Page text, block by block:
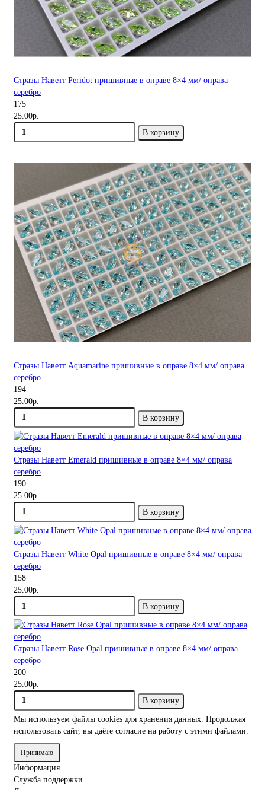
Стразы Наветт Peridot пришивные в оправе 8×4 мм/ оправа
серебро
175
25.00р.
В корзину
Стразы Наветт Aquamarine пришивные в оправе 8×4 мм/ оправа
серебро
194
25.00р.
В корзину
Стразы Наветт Emerald пришивные в оправе 8×4 мм/ оправа
серебро
190
25.00р.
В корзину
Стразы Наветт White Opal пришивные в оправе 8×4 мм/ оправа
серебро
158
25.00р.
В корзину
Стразы Наветт Rose Opal пришивные в оправе 8×4 мм/ оправа
серебро
200
25.00р.
В корзину
Мы используем файлы cookies для хранения данных. Продолжая
использовать сайт, вы даёте согласие на работу с этими файлами.
Принимаю
Информация
Служба поддержки